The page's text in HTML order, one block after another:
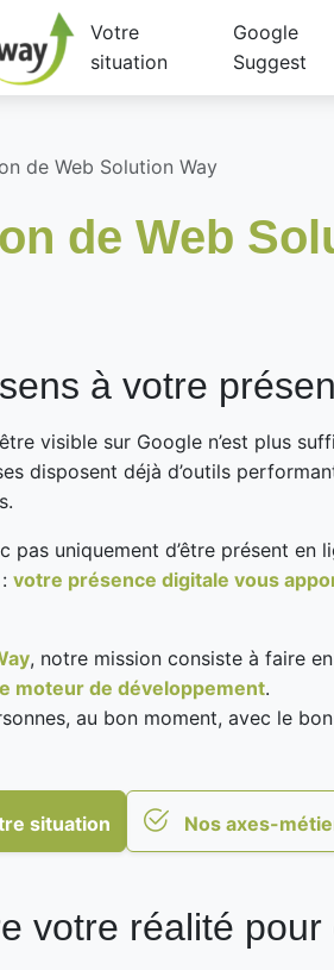
Votre
situation
Google
Suggest
de Web Solution Way
de Web
à votre
visible sur Google n’est plus
disposent déjà d’outils
pas uniquement d’être présent en
: votre présence digitale vous
, notre mission consiste à faire
moteur de développement.
au bon moment, avec le
situation Nos axes-
votre réalité